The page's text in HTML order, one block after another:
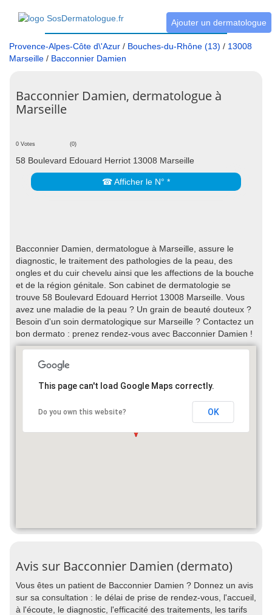
Ajouter un dermatologue
Provence-Alpes-Côte d\'Azur / Bouches-du-Rhône (13) / 13008
Marseille / Bacconnier Damien
Bacconnier Damien, dermatologue à
Marseille
0 Votes (0)
58 Boulevard Edouard Herriot 13008 Marseille
☎ Afficher le N° *
Bacconnier Damien, dermatologue à Marseille, assure le
diagnostic, le traitement des pathologies de la peau, des
ongles et du cuir chevelu ainsi que les affections de la bouche
et de la région génitale. Son cabinet de dermatologie se
trouve 58 Boulevard Edouard Herriot 13008 Marseille. Vous
avez une maladie de la peau ? Un grain de beauté douteux ?
Besoin d'un soin dermatologique sur Marseille ? Contactez un
bon dermato : prenez rendez-vous avec Bacconnier Damien !
This page can't load Google Maps correctly.
Do you own this website? OK
Avis sur Bacconnier Damien (dermato)
Vous êtes un patient de Bacconnier Damien ? Donnez un avis
sur sa consultation : le délai de prise de rendez-vous, l'accueil,
à l'écoute, le diagnostic, l'efficacité des traitements, les tarifs